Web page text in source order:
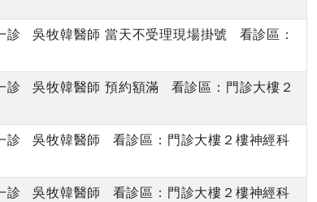
吳牧韓醫師 當天不受理現場掛號 看診區：
吳牧韓醫師 預約額滿 看診區：門診大樓２
吳牧韓醫師 看診區：門診大樓２樓神經科
吳牧韓醫師 看診區：門診大樓２樓神經科